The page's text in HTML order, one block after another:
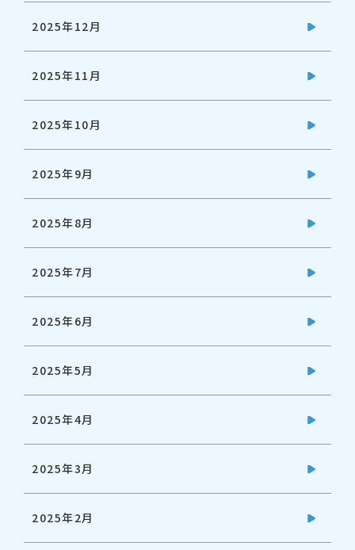
2025年12月
2025年11月
2025年10月
2025年9月
2025年8月
2025年7月
2025年6月
2025年5月
2025年4月
2025年3月
2025年2月